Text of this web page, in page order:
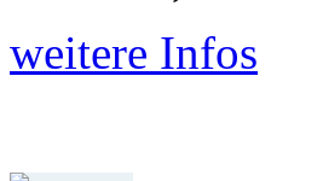
weitere Infos